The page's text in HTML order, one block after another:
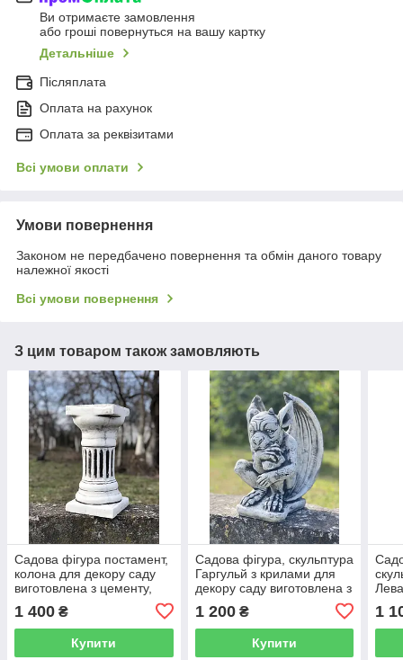
Ви отримаєте замовлення
або гроші повернуться на вашу картку
Детальніше
Післяплата
Оплата на рахунок
Оплата за реквізитами
Всі умови оплати
Умови повернення
Законом не передбачено повернення та обмін даного товару
належної якості
Всі умови повернення
З цим товаром також замовляють
Садова фігура постамент,
колона для декору саду
виготовлена ​​з цементу,
1 400 ₴
Купити
Садова фігура, скульптура
Гаргульй з крилами для
декору саду виготовлена ​​з
цементу, ручної роботи 28
см
1 200₴
Купити
см
1